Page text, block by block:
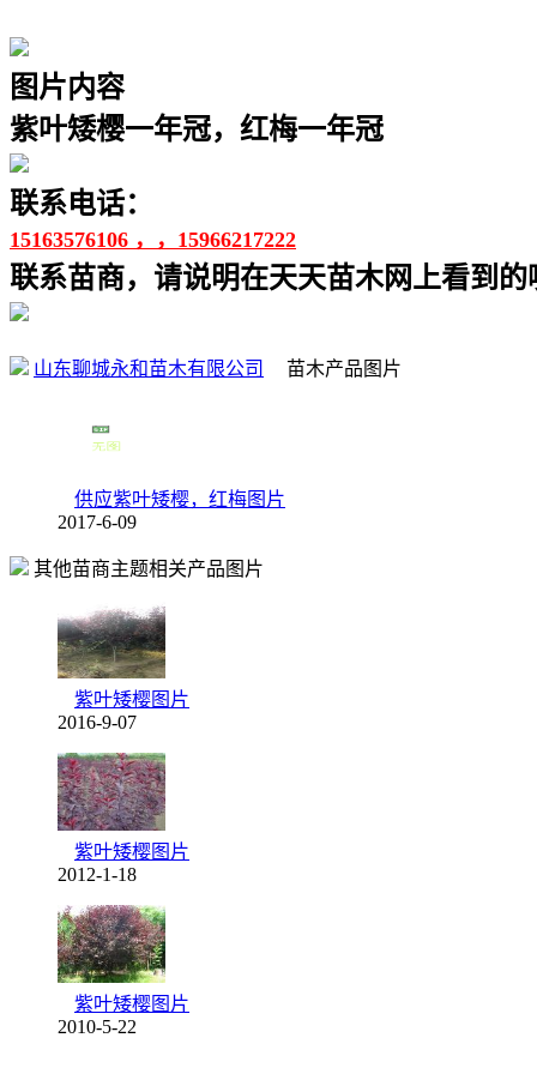
图片内容
紫叶矮樱一年冠，红梅一年冠
联系电话：
15163576106 ，，15966217222
联系苗商，请说明在天天苗木网上看到的
山东聊城永和苗木有限公司 苗木产品图片
供应紫叶矮樱，红梅图片
2017-6-09
其他苗商主题相关产品图片
紫叶矮樱图片
2016-9-07
紫叶矮樱图片
2012-1-18
紫叶矮樱图片
2010-5-22